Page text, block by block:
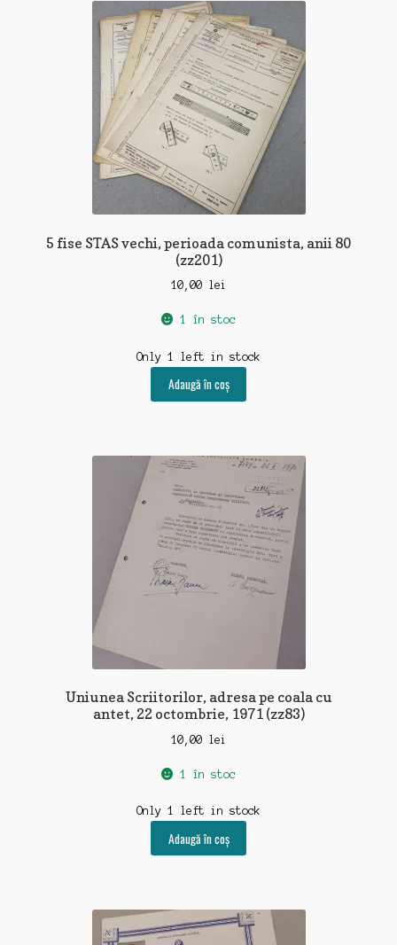
5 fise STAS vechi, perioada comunista, anii 80
(zz201)
10,00 lei
1 în stoc
Only 1 left in stock
Adaugă în coș
Uniunea Scriitorilor, adresa pe coala cu
antet, 22 octombrie, 1971 (zz83)
10,00 lei
1 în stoc
Only 1 left in stock
Adaugă în coș